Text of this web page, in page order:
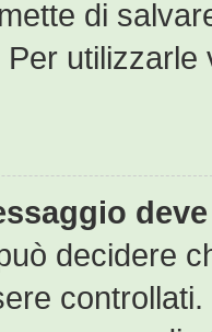
di
utilizzarle
decidere